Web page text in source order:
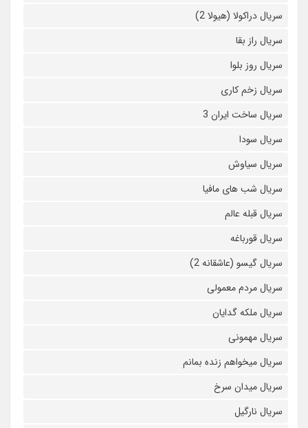
سریال دراکولا (هیولا 2)
سریال راز بقا
سریال روز بلوا
سریال زخم کاری
سریال ساخت ایران 3
سریال سودا
سریال سیاوش
سریال شب های مافیا
سریال قبله عالم
سریال قورباغه
سریال گیسو (عاشقانه 2)
سریال مردم معمولی
سریال ملکه گدایان
سریال مهمونی
سریال میخواهم زنده بمانم
سریال میدان سرخ
سریال نارگیل